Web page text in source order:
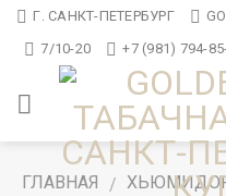
Skip Г. САНКТ-ПЕТЕРБУРГ
7/10-20
+7 (981) 794-
ГЛАВНАЯ /